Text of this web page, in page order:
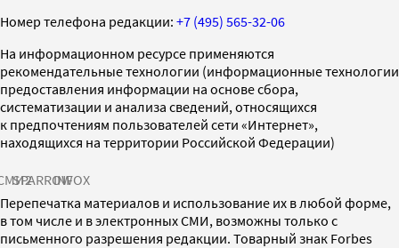
Номер телефона редакции: +7 (495) 565-32-06
На информационном ресурсе применяются
рекомендательные технологии (информационные технологии
предоставления информации на основе сбора,
систематизации и анализа сведений, относящихся
к предпочтениям пользователей сети «Интернет»,
находящихся на территории Российской Федерации)
SPARROWINFOX
Перепечатка материалов и использование их в любой форме,
в том числе и в электронных СМИ, возможны только с
письменного разрешения редакции. Товарный знак Forbes